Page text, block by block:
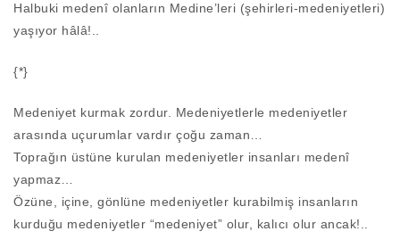
Halbuki medenî olanların Medine’leri (şehirleri-medeniyetleri)
yaşıyor hâlâ!..
{*}
Medeniyet kurmak zordur. Medeniyetlerle medeniyetler
arasında uçurumlar vardır çoğu zaman…
Toprağın üstüne kurulan medeniyetler insanları medenî
yapmaz…
Özüne, içine, gönlüne medeniyetler kurabilmiş insanların
kurduğu medeniyetler “medeniyet” olur, kalıcı olur ancak!..